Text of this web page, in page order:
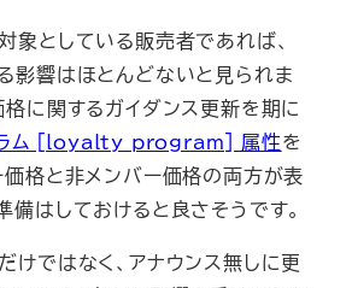
象としている販売者であれば、
影響はほとんどないと見られま
格に関するガイダンス更新を期に
ラム [loyalty_program] 属性を
価格と非メンバー価格の両方が表
備はしておけると良さそうです。
けではなく、アナウンス無しに更